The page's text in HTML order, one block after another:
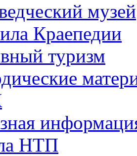
музей
Краепедии
туризм
НТП